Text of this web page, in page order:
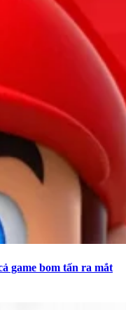
game bom tấn ra mắt